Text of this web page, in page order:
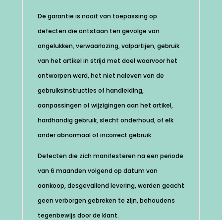
De garantie is nooit van toepassing op
defecten die ontstaan ten gevolge van
ongelukken, verwaarlozing, valpartijen, gebruik
van het artikel in strijd met doel waarvoor het
ontworpen werd, het niet naleven van de
gebruiksinstructies of handleiding,
aanpassingen of wijzigingen aan het artikel,
hardhandig gebruik, slecht onderhoud, of elk
ander abnormaal of incorrect gebruik.
Defecten die zich manifesteren na een periode
van 6 maanden volgend op datum van
aankoop, desgevallend levering, worden geacht
geen verborgen gebreken te zijn, behoudens
tegenbewijs door de klant.